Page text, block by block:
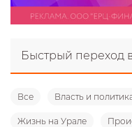
Быстрый переход
Все Власть и
Жизнь на Урале